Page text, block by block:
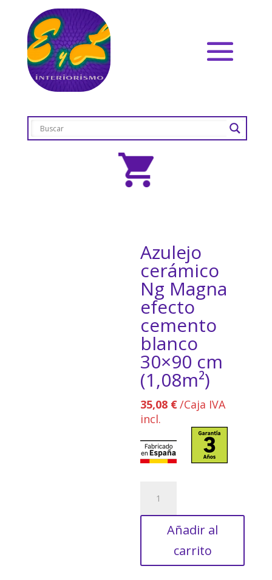
Azulejo
cerámico
Ng Magna
efecto
cemento
blanco
30×90 cm
(1,08m²)
35,08 €/Caja IVA
incl.
cerámico
Ng
cemento
Añadir al
carrito